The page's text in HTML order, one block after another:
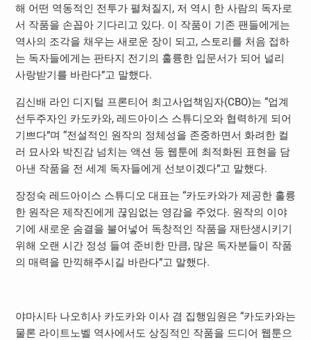
해 어떤 역동적인 전투가 펼쳐질지, 저 역시 한 사람의 독자로
서 작품을 손꼽아 기다리고 있다. 이 작품이 기존 팬들에게는
역사의 조각을 채우는 새로운 장이 되고, 스토리를 처음 접하
는 독자들에게는 판타지 전기의 훌륭한 입문서가 되어 널리
사랑받기를 바란다”고 말했다.
김신배 라인 디지털 프론티어 최고사업책임자(CBO)는 “업계
선두주자인 카도카와, 레드아이스 스튜디오와 협력하게 되어
기쁘다”며 “전설적인 원작의 정체성을 존중하면서 화려한 컬
러 묘사와 박진감 넘치는 액션 등 웹툰에 최적화된 표현을 담
아낸 작품을 전 세계 독자들에게 선보이겠다”고 말했다.
장정숙 레드아이스 스튜디오 대표는 “카도카와가 제공한 훌륭
한 원작은 제작진에게 끊임없는 영감을 주었다. 원작의 이야
기에 새로운 숨결을 불어넣어 독창적인 작품을 재탄생시키기
위해 오랜 시간 정성 들여 준비한 만큼, 많은 독자분들이 작품
의 매력을 만끽해주시길 바란다”고 말했다.
야마시타 나오히사 카도카와 이사 겸 집행임원은 “카도카와는
물론 라이트노벨 역사에서도 상징적인 작품을 드디어 웹툰으